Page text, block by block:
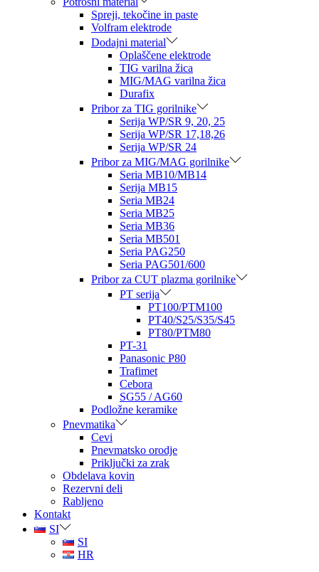
Spreji, tekočine in paste
Volfram elektrode
Dodajni material
Oplaščene elektrode
TIG varilna žica
MIG/MAG varilna žica
Durafix
Pribor za TIG gorilnike
Serija WP/SR 9, 20, 25
Serija WP/SR 17,18,26
Serija WP/SR 24
Pribor za MIG/MAG gorilnike
Seria MB10/MB14
Serija MB15
Seria MB24
Seria MB25
Seria MB36
Seria MB501
Seria PAG250
Seria PAG501/600
Pribor za CUT plazma gorilnike
PT serija
PT100/PTM100
PT40/S25/S35/S45
PT80/PTM80
PT-31
Panasonic P80
Trafimet
Cebora
SG55 / AG60
Podložne keramike
Pnevmatika
Cevi
Pnevmatsko orodje
Priključki za zrak
Obdelava kovin
Rezervni deli
Rabljeno
Kontakt
SI
SI
HR